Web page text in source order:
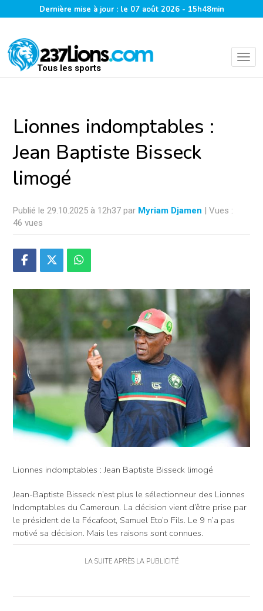
Dernière mise à jour : le 07 août 2026 - 15h48min
Tous les sports
Lionnes indomptables :
Jean Baptiste Bisseck
limogé
Publié le 29.10.2025 à 12h37 par Myriam Djamen | Vues :
46 vues
Lionnes indomptables : Jean Baptiste Bisseck limogé
Jean-Baptiste Bisseck n’est plus le sélectionneur des Lionnes
Indomptables du Cameroun. La décision vient d’être prise par
le président de la Fécafoot, Samuel Eto’o Fils. Le 9 n’a pas
motivé sa décision. Mais les raisons sont connues.
LA SUITE APRÈS LA PUBLICITÉ